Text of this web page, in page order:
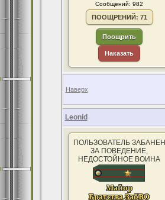
Сообщений: 982
ПООЩРЕНИЙ: 71
Поощрить
Наказать
Наверх
Leonid
ПОЛЬЗОВАТЕЛЬ ЗАБАНЕН
ЗА ПОВЕДЕНИЕ,
НЕДОСТОЙНОЕ ВОИНА